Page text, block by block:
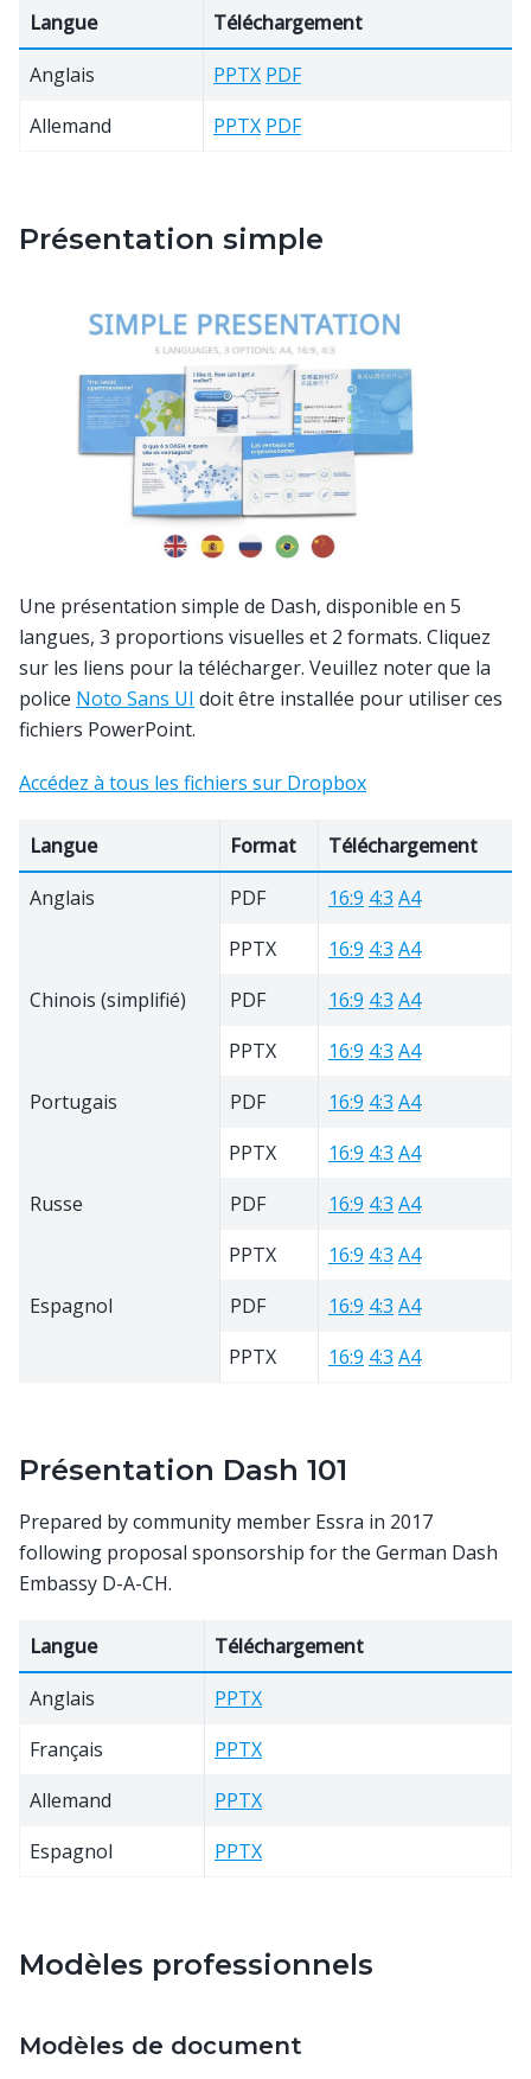
Langue
Téléchargement
Anglais
PPTX PDF
Allemand
PPTX PDF
Présentation simple
Une présentation simple de Dash, disponible en 5
langues, 3 proportions visuelles et 2 formats. Cliquez
sur les liens pour la télécharger. Veuillez noter que la
police Noto Sans UI doit être installée pour utiliser ces
fichiers PowerPoint.
Accédez à tous les fichiers sur Dropbox
Langue Format
Téléchargement
Anglais
PDF 16:9 4:3 A4
PPTX
16:9 4:3 A4
Chinois (simplifié)
PDF 16:9 4:3 A4
PPTX
16:9 4:3 A4
Portugais
PDF 16:9 4:3 A4
PPTX
16:9 4:3 A4
Russe
PDF 16:9 4:3 A4
PPTX
16:9 4:3 A4
Espagnol
PDF 16:9 4:3 A4
PPTX
16:9 4:3 A4
Présentation Dash 101
Prepared by community member Essra in 2017
following proposal sponsorship for the German Dash
Embassy D-A-CH.
Langue
Téléchargement
Anglais
PPTX
Français
PPTX
Allemand
PPTX
Espagnol
PPTX
Modèles professionnels
Modèles de document